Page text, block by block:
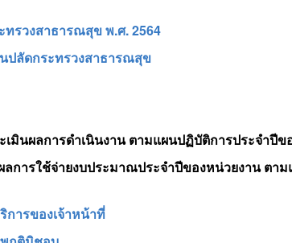
รวงสาธารณสุข พ.ศ. 2564
ปลัดกระทรวงสาธารณสุข
มินผลการดำเนินงาน ตามแผนปฏิบัติการประจำปีข
การใช้จ่ายงบประมาณประจำปีของหน่วยงาน ตาม
การของเจ้าหน้าที่